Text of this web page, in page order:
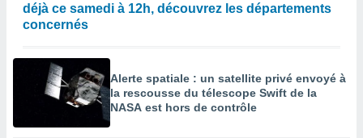
déjà ce samedi à 12h, découvrez les départements
concernés
Alerte spatiale : un satellite privé envoyé à
la rescousse du télescope Swift de la
NASA est hors de contrôle